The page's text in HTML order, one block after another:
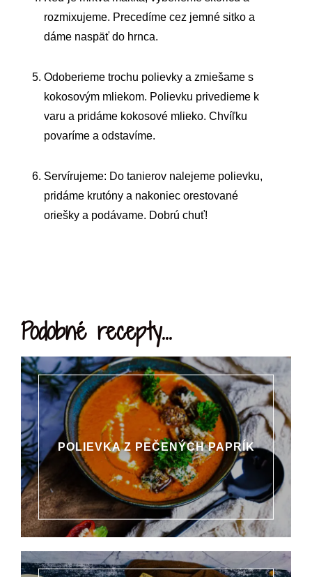
rozmixujeme. Precedíme cez jemné sitko a
dáme naspäť do hrnca.
Odoberieme trochu polievky a zmiešame s
kokosovým mliekom. Polievku privedieme k
varu a pridáme kokosové mlieko. Chvíľku
povaríme a odstavíme.
Servírujeme: Do tanierov nalejeme polievku,
pridáme krutóny a nakoniec orestované
oriešky a podávame. Dobrú chuť!
Podobné recepty...
POLIEVKA Z PEČENÝCH PAPRÍK